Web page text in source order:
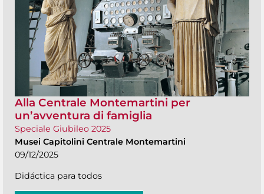
Alla Centrale Montemartini per
un’avventura di famiglia
Speciale Giubileo 2025
Musei Capitolini Centrale Montemartini
09/12/2025
Didáctica para todos